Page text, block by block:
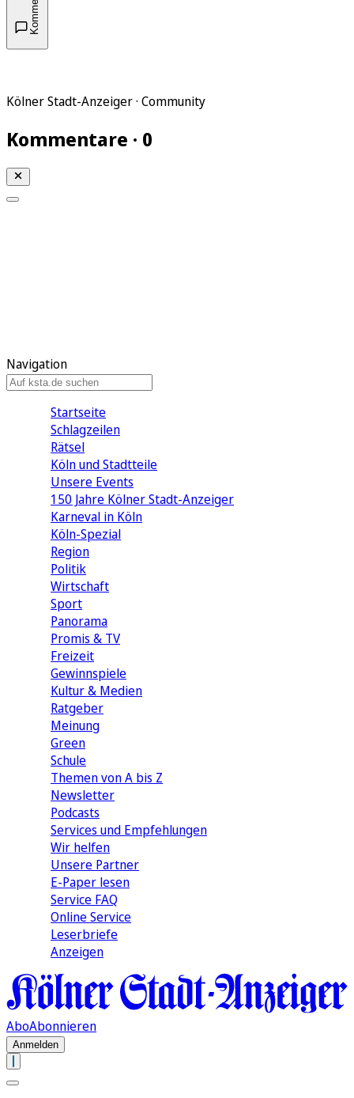
Kölner Stadt-Anzeiger · Community
Kommentare · 0
Navigation
Startseite
Schlagzeilen
Rätsel
Köln und Stadtteile
Unsere Events
150 Jahre Kölner Stadt-Anzeiger
Karneval in Köln
Köln-Spezial
Region
Politik
Wirtschaft
Sport
Panorama
Promis & TV
Freizeit
Gewinnspiele
Kultur & Medien
Ratgeber
Meinung
Green
Schule
Themen von A bis Z
Newsletter
Podcasts
Services und Empfehlungen
Wir helfen
Unsere Partner
E-Paper lesen
Service FAQ
Online Service
Leserbriefe
Anzeigen
AboAbonnieren
Anmelden